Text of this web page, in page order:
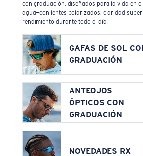
con graduación, diseñados para la vida en el
agua—con lentes polarizados, claridad
rendimiento durante todo el día.
GAFAS DE SOL
GRADUACIÓN
ANTEOJOS
ÓPTICOS CON
GRADUACIÓN
NOVEDADES RX